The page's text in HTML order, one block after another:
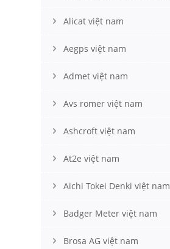
Alicat việt nam
Aegps việt nam
Admet việt nam
Avs romer việt nam
Ashcroft việt nam
At2e việt nam
Aichi Tokei Denki việt nam
Badger Meter việt nam
Brosa AG việt nam